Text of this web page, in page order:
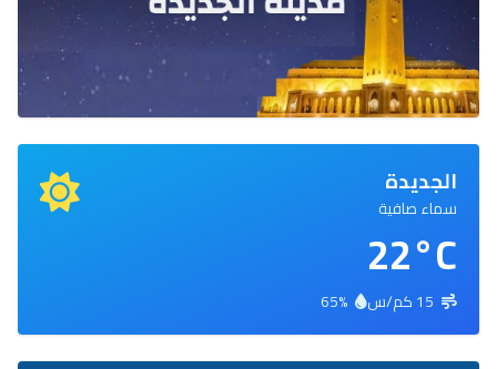
الجديدة
سماء صافية
22°C